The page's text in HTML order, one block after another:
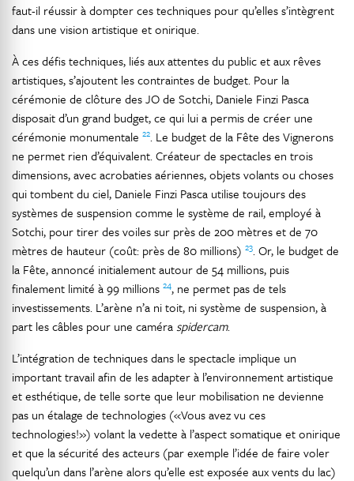
faut-il réussir à dompter ces techniques pour qu’elles s’intègrent
dans une vision artistique et onirique.
À ces défis techniques, liés aux attentes du public et aux rêves
artistiques, s’ajoutent les contraintes de budget. Pour la
cérémonie de clôture des JO de Sotchi, Daniele Finzi Pasca
disposait d’un grand budget, ce qui lui a permis de créer une
cérémonie monumentale 22. Le budget de la Fête des Vignerons
ne permet rien d’équivalent. Créateur de spectacles en trois
dimensions, avec acrobaties aériennes, objets volants ou choses
qui tombent du ciel, Daniele Finzi Pasca utilise toujours des
systèmes de suspension comme le système de rail, employé à
Sotchi, pour tirer des voiles sur près de 200 mètres et de 70
mètres de hauteur (coût: près de 80 millions) 23. Or, le budget de
la Fête, annoncé initialement autour de 54 millions, puis
finalement limité à 99 millions 24, ne permet pas de tels
investissements. L’arène n’a ni toit, ni système de suspension, à
part les câbles pour une caméraspidercam.
L’intégration de techniques dans le spectacle implique un
important travail afin de les adapter à l’environnement artistique
et esthétique, de telle sorte que leur mobilisation ne devienne
pas un étalage de technologies («Vous avez vu ces
technologies!») volant la vedette à l’aspect somatique et onirique
et que la sécurité des acteurs (par exemple l’idée de faire voler
quelqu’un dans l’arène alors qu’elle est exposée aux vents du lac)